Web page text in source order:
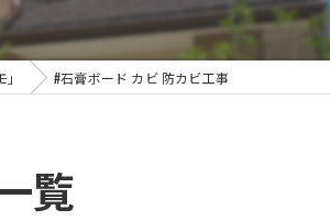
最後に頼る専門工事
#石膏ボード カビ 防カビ工事
覧